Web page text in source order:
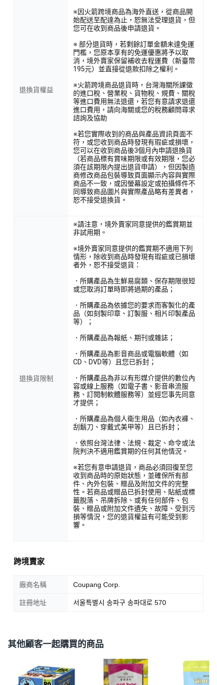
也不怕造成身體負擔。
<產品資訊皆由跨境廠商提供，產品資訊部分文字係由AI產出
翻譯內容僅供參考，相關說明應以實際產品標示資訊為準>
退換貨權益
※因火箭跨境商品為海外直送，從商品開
始配送至配達為止，恕無法受理退貨，但
您可在收到商品後申請退貨。
※ 部分退貨時，若剩餘訂單金額未達免運
門檻，您原本享有的免運優惠將予以取
消，境外賣家保留補收去程運費（新臺幣
195元）並直接從退款扣除之權利。
※火箭跨境商品退貨時，台灣海關所課徵
的進口稅、營業稅、貨物稅、規費、關稅
等進口費用無法退還，若您有意請求退還
進口費用，請向海關或您的稅務顧問尋求
諮詢及協助
※若您實際收到的商品與產品資訊頁面不
符，或您收到商品時發現有瑕疵或損壞，
您可以在收到商品後3個月內申請退換貨
（若商品標有賞味期限或有效期限，您必
須在該期限內提出退貨申請），但因製造
商修改商品包裝導致頁面顯示內容與實際
商品不一致，或因螢幕設定或拍攝條件不
同導致商品圖片與實際產品略有差異者，
恕不接受退換貨。
退換貨限制
※請注意，境外賣家同意提供的鑑賞期並
非試用期。
※境外賣家同意提供的鑑賞期不適用下列
情形，除收到商品時發現有瑕疵或已損壞
者外，恕不接受退貨：
．所購產品為生鮮易腐類、保存期限很短
或您取消訂單時即將過期的產品；
．所購產品為依據您的要求而客製化的產
品（如刻製印章、訂製服、相片印製產品
等）；
．所購產品為報紙、期刊或雜誌；
．所購產品為影音商品或電腦軟體（如
CD、DVD等）且您已拆封；
．所購產品為非以有形媒介提供的數位內
容或線上服務（如電子書、影音串流服
務、訂閱制軟體服務等）並經您事先同意
才提供；
．所購產品為個人衛生用品（如內衣褲、
刮鬍刀、穿戴式美甲等）且已拆封；
．依照台灣法律、法規、裁定、命令或法
院判決不適用鑑賞期的任何其他情況。
※若您有意申請退貨，商品必須回復至您
收到商品時的原始狀態，並確保所有部
件、內外包裝、贈品及附加文件的完整
性。若商品或贈品已拆封使用、貼紙或標
籤脫落、吊牌拆除、或有任何部件、包
裝、贈品或附加文件遺失、故障、受到污
損等情況，您的退貨權益有可能受到影
響。
跨境賣家
廠商名稱 Coupang Corp.
註冊地址 서울특별시 송파구 송파대로 570
其他顧客一起購買的商品